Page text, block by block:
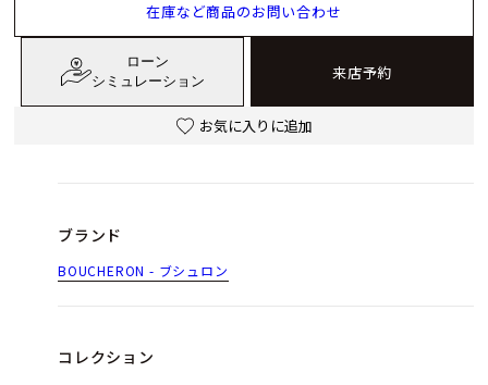
在庫など商品のお問い合わせ
ローン
シミュレーション
来店予約
お気に入りに追加
ブランド
BOUCHERON - ブシュロン
コレクション